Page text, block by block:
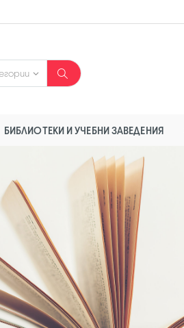
БИБЛИОТЕКИ И УЧЕБНИ ЗАВЕДЕНИЯ